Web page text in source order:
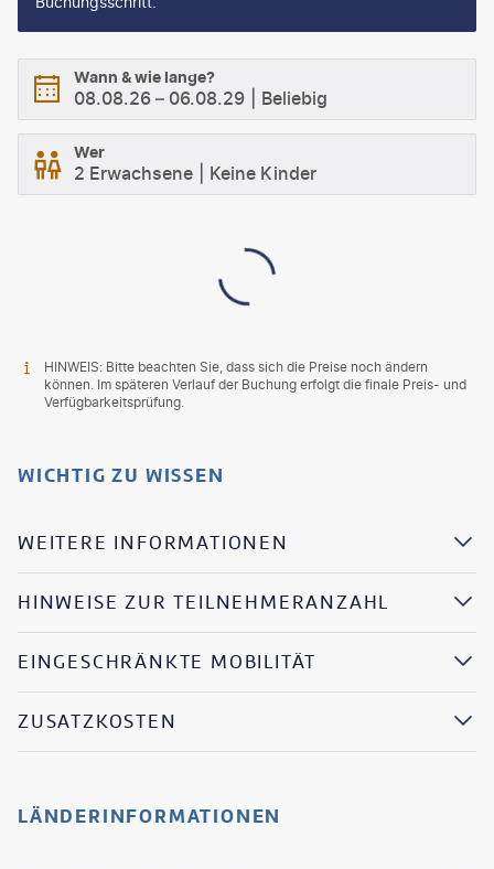
Wann & wie lange?
08.08.26 – 06.08.29 Beliebig
Wer
2 Erwachsene Keine Kinder
HINWEIS: Bitte beachten Sie, dass sich die Preise noch ändern
können. Im späteren Verlauf der Buchung erfolgt die finale Preis- und
Verfügbarkeitsprüfung.
WICHTIG ZU WISSEN
WEITERE INFORMATIONEN
HINWEISE ZUR TEILNEHMERANZAHL
EINGESCHRÄNKTE MOBILITÄT
ZUSATZKOSTEN
LÄNDERINFORMATIONEN